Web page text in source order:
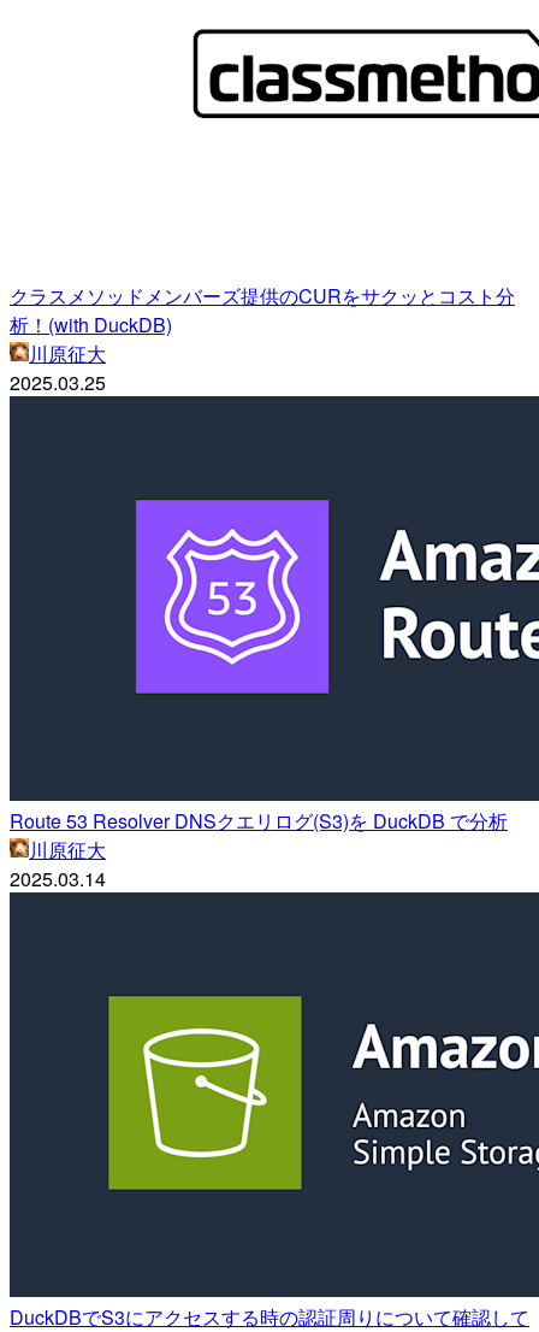
クラスメソッドメンバーズ提供のCURをサクッとコスト分
析！(with DuckDB)
川原征大
2025.03.25
Route 53 Resolver DNSクエリログ(S3)を DuckDB で分析
川原征大
2025.03.14
DuckDBでS3にアクセスする時の認証周りについて確認して